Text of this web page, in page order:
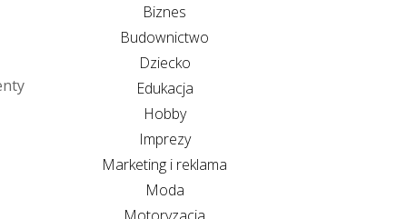
Biznes
Budownictwo
Dziecko
Edukacja
Hobby
Imprezy
Marketing i reklama
Moda